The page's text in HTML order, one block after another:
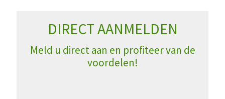
DIRECT AANMELDEN
Meld u direct aan en profiteer van de
voordelen!